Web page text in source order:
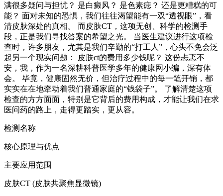
满很多疑问与担忧？ 是白癜风？ 是色素痣？ 还是更糟糕的可
能？ 面对未知的恐惧，我们往往渴望能有一双“透视眼”，看
清皮肤深处的真相。 而皮肤CT，这项无创、科学的检测手
段，正是我们寻找答案的希望之光。 当医生建议进行这项检
查时，许多朋友，尤其是我们辛勤的“打工人”，心头不免会泛
起另一个现实问题： 皮肤ct的费用多少钱呢？ 这份忐忑不
安，我，作为一名深耕科普医学多年的健康网小编，深有体
会。 毕竟，健康固然无价，但治疗过程中的每一笔开销，都
实实在在地牵动着我们普通家庭的“钱袋子”。 了解清楚这项
检查的方方面面，特别是它背后的费用构成，才能让我们在求
医问药的路上，走得更踏实，更从容。
检测名称
核心原理与优点
主要应用范围
皮肤CT (皮肤共聚焦显微镜)